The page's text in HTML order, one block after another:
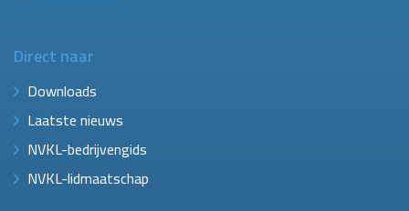
Direct naar
Downloads
Laatste nieuws
NVKL-bedrijvengids
NVKL-lidmaatschap